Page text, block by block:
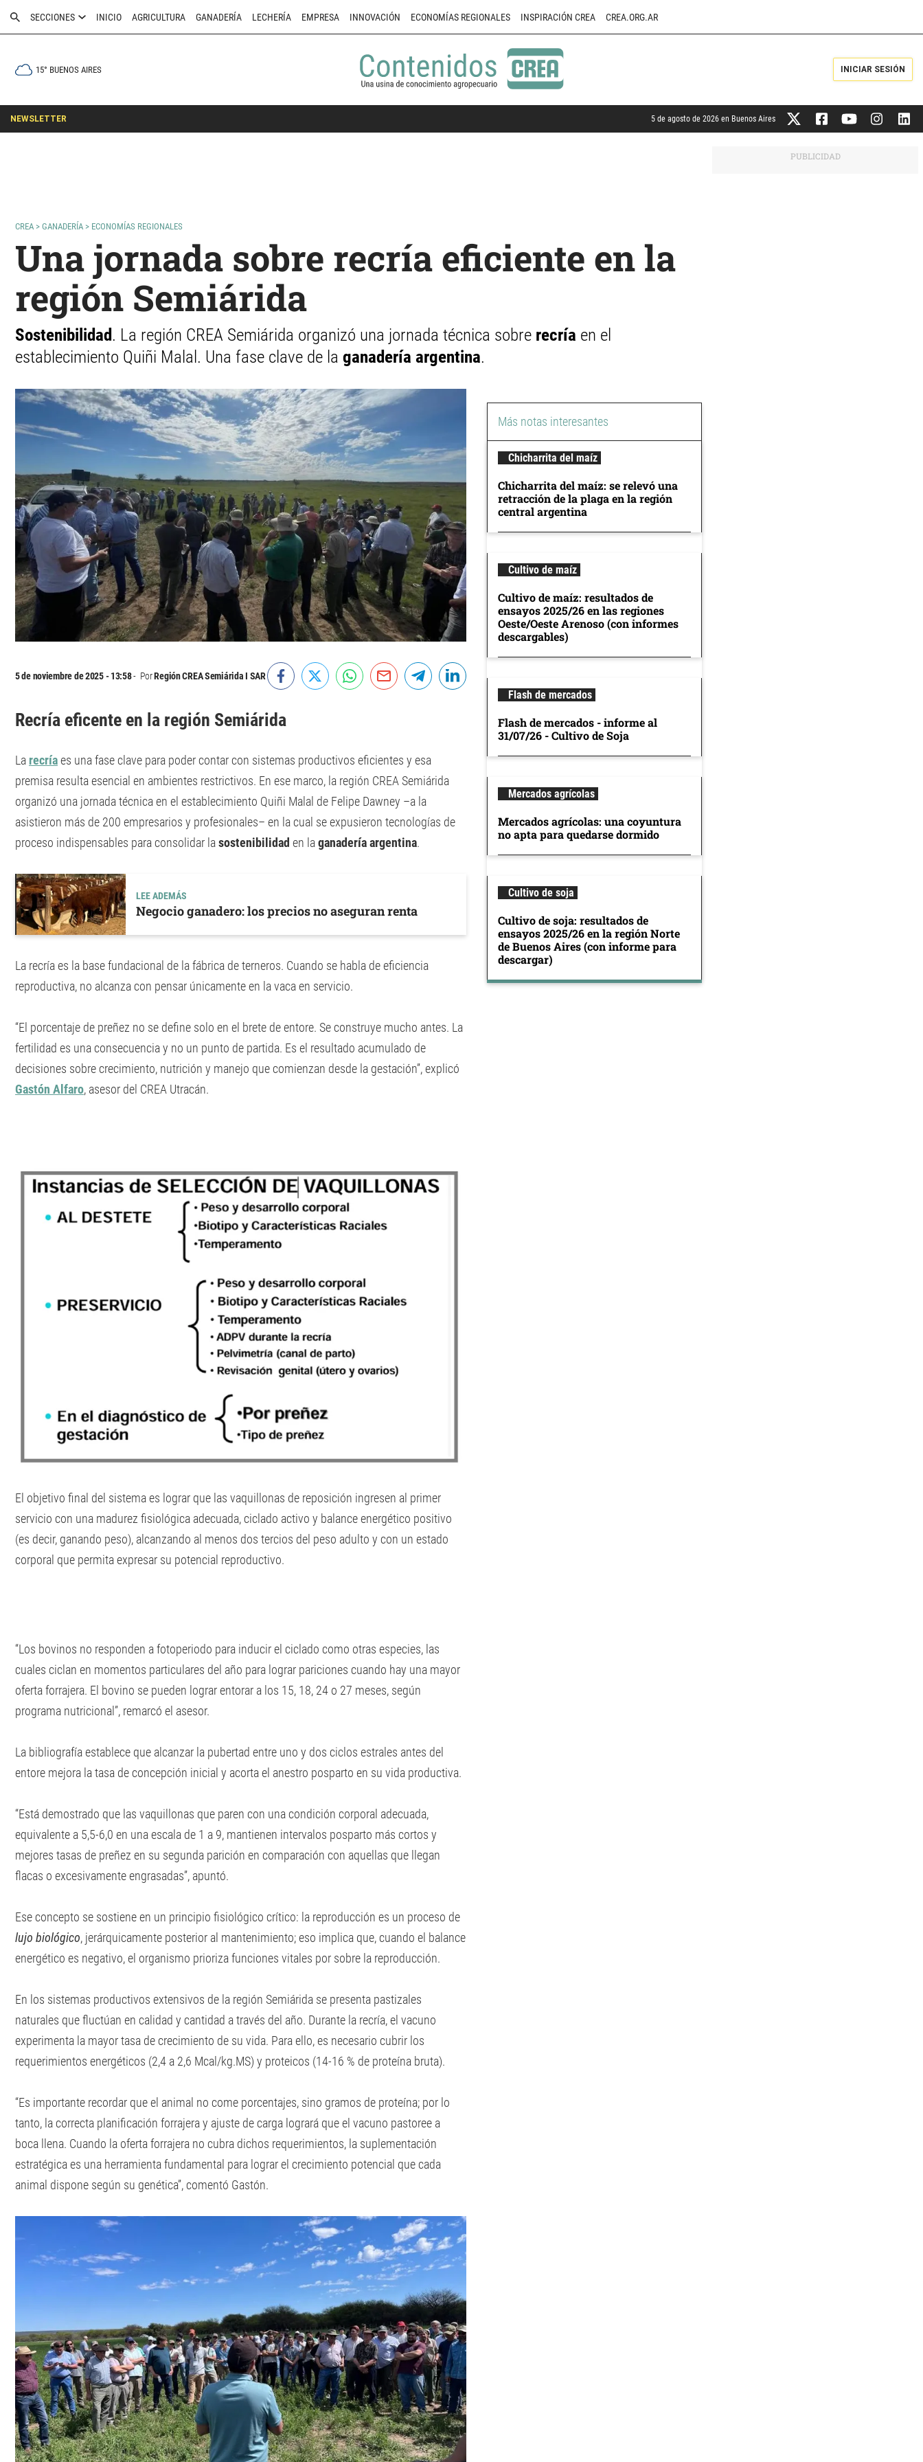
SECCIONES INICIO AGRICULTURA GANADERÍA LECHERÍA EMPRESA INNOVACIÓN ECONOMÍAS REGIONALES INSPIRACIÓN CREA CREA.ORG.AR
15° BUENOS AIRES INICIAR SESIÓN
NEWSLETTER 5 de agosto de 2026 en Buenos Aires
CREA > GANADERÍA > ECONOMÍAS REGIONALES
Una jornada sobre recría eficiente en la
región Semiárida
Sostenibilidad. La región CREA Semiárida organizó una jornada técnica sobre recría en el
establecimiento Quiñi Malal. Una fase clave de la ganadería argentina.
5 de noviembre de 2025 - 13:58 PorRegión CREA Semiárida I SAR
Recría eficente en la región Semiárida
La recríaes una fase clave para poder contar con sistemas productivos eficientes y esa
premisa resulta esencial en ambientes restrictivos. En ese marco, la región CREA Semiárida
organizó una jornada técnica en el establecimiento Quiñi Malal de Felipe Dawney –a la
asistieron más de 200 empresarios y profesionales– en la cual se expusieron tecnologías de
proceso indispensables para consolidar lasostenibilidad en laganadería argentina.
LEE ADEMÁS
Negocio ganadero: los precios no aseguran renta
La recría es la base fundacional de la fábrica de terneros. Cuando se habla de eficiencia
reproductiva, no alcanza con pensar únicamente en la vaca en servicio.
“El porcentaje de preñez no se define solo en el brete de entore. Se construye mucho antes. La
fertilidad es una consecuencia y no un punto de partida. Es el resultado acumulado de
decisiones sobre crecimiento, nutrición y manejo que comienzan desde la gestación”, explicó
Gastón Alfaro, asesor del CREA Utracán.
El objetivo final del sistema es lograr que las vaquillonas de reposición ingresen al primer
servicio con una madurez fisiológica adecuada, ciclado activo y balance energético positivo
(es decir, ganando peso), alcanzando al menos dos tercios del peso adulto y con un estado
corporal que permita expresar su potencial reproductivo.
“Los bovinos no responden a fotoperiodo para inducir el ciclado como otras especies, las
cuales ciclan en momentos particulares del año para lograr pariciones cuando hay una mayor
oferta forrajera. El bovino se pueden lograr entorar a los 15, 18, 24 o 27 meses, según
programa nutricional”, remarcó el asesor.
La bibliografía establece que alcanzar la pubertad entre uno y dos ciclos estrales antes del
entore mejora la tasa de concepción inicial y acorta el anestro posparto en su vida productiva.
“Está demostrado que las vaquillonas que paren con una condición corporal adecuada,
equivalente a 5,5-6,0 en una escala de 1 a 9, mantienen intervalos posparto más cortos y
mejores tasas de preñez en su segunda parición en comparación con aquellas que llegan
flacas o excesivamente engrasadas”, apuntó.
Ese concepto se sostiene en un principio fisiológico crítico: la reproducción es un proceso de
lujo biológico, jerárquicamente posterior al mantenimiento; eso implica que, cuando el balance
energético es negativo, el organismo prioriza funciones vitales por sobre la reproducción.
En los sistemas productivos extensivos de la región Semiárida se presenta pastizales
naturales que fluctúan en calidad y cantidad a través del año. Durante la recría, el vacuno
experimenta la mayor tasa de crecimiento de su vida. Para ello, es necesario cubrir los
requerimientos energéticos (2,4 a 2,6 Mcal/kg.MS) y proteicos (14-16 % de proteína bruta).
“Es importante recordar que el animal no come porcentajes, sino gramos de proteína; por lo
tanto, la correcta planificación forrajera y ajuste de carga logrará que el vacuno pastoree a
boca llena. Cuando la oferta forrajera no cubra dichos requerimientos, la suplementación
estratégica es una herramienta fundamental para lograr el crecimiento potencial que cada
animal dispone según su genética”, comentó Gastón.
Más notas interesantes
Chicharrita del maíz
Chicharrita del maíz: se relevó una
retracción de la plaga en la región
central argentina
Cultivo de maíz
Cultivo de maíz: resultados de
ensayos 2025/26 en las regiones
Oeste/Oeste Arenoso (con informes
descargables)
Flash de mercados
Flash de mercados - informe al
31/07/26 - Cultivo de Soja
Mercados agrícolas
Mercados agrícolas: una coyuntura
no apta para quedarse dormido
Cultivo de soja
Cultivo de soja: resultados de
ensayos 2025/26 en la región Norte
de Buenos Aires (con informe para
descargar)